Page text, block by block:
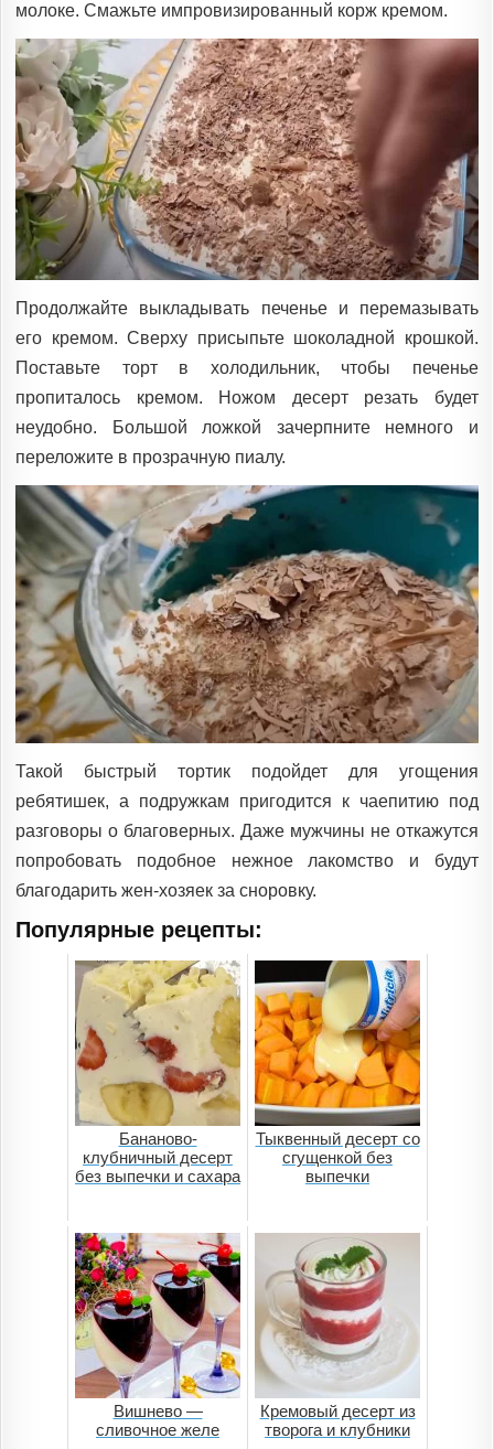
молоке. Смажьте импровизированный корж кремом.
Продолжайте выкладывать печенье и перемазывать
его кремом. Сверху присыпьте шоколадной крошкой.
Поставьте торт в холодильник, чтобы печенье
пропиталось кремом. Ножом десерт резать будет
неудобно. Большой ложкой зачерпните немного и
переложите в прозрачную пиалу.
Такой быстрый тортик подойдет для угощения
ребятишек, а подружкам пригодится к чаепитию под
разговоры о благоверных. Даже мужчины не откажутся
попробовать подобное нежное лакомство и будут
благодарить жен-хозяек за сноровку.
Популярные рецепты:
Бананово-
клубничный десерт
без выпечки и сахара
Тыквенный десерт со
сгущенкой без
выпечки
Вишнево —
сливочное желе
Кремовый десерт из
творога и клубники